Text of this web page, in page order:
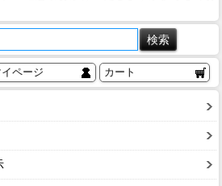
イページ カート